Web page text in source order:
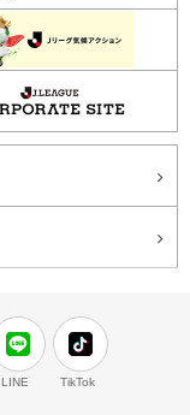
LINE TikTok